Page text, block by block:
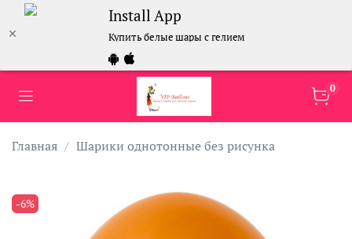
Install App
Купить белые шары с гелием
0
Главная Шарики однотонные без рисунка
-6%